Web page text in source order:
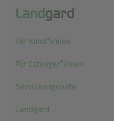
Für Kund*innen
Für Erzeuger*innen
Serviceangebote
Landgard